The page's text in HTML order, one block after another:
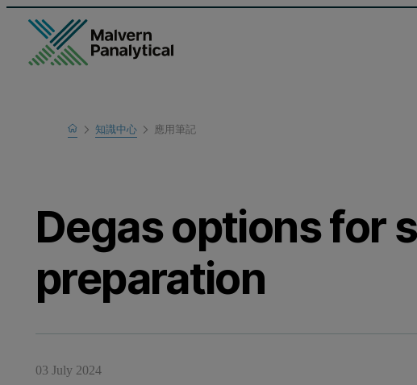
Home
瞭解更多
知識中心 應用筆記
Degas options for
preparation
03 July 2024